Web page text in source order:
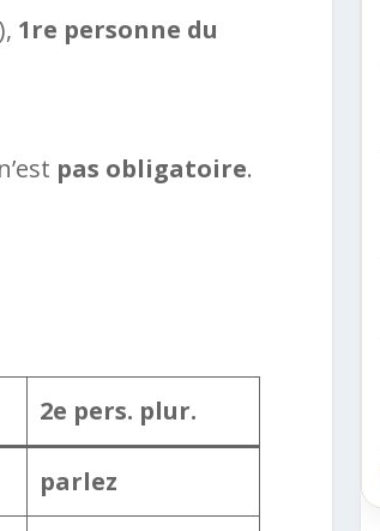
1re personne du
pas obligatoire.
2e pers. plur.
parlez